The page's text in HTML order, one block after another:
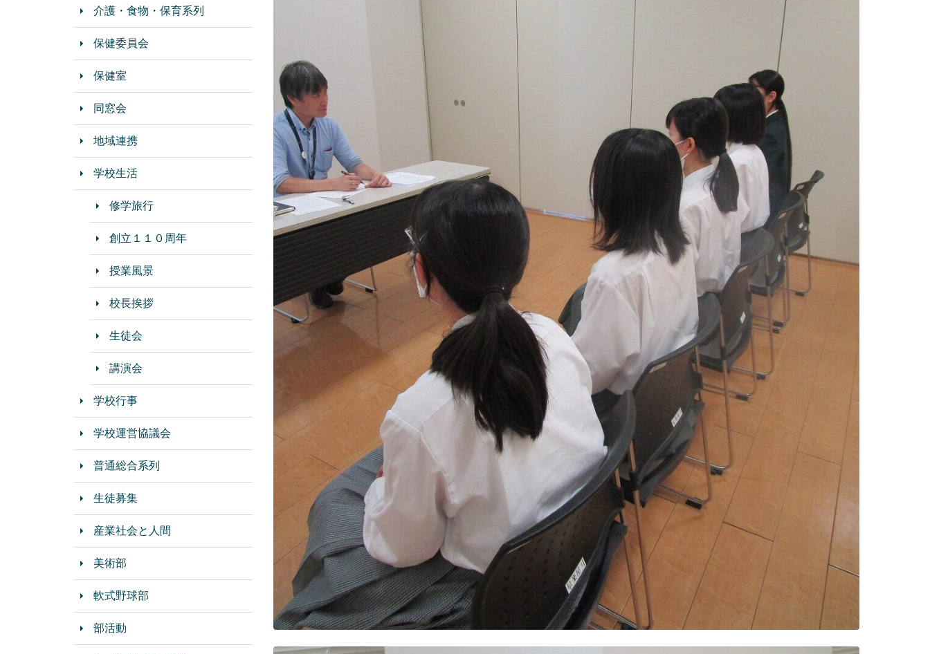
介護・食物・保育系列
保健委員会
保健室
同窓会
地域連携
学校生活
修学旅行
創立１１０周年
授業風景
校長挨拶
生徒会
講演会
学校行事
学校運営協議会
普通総合系列
生徒募集
産業社会と人間
美術部
軟式野球部
部活動